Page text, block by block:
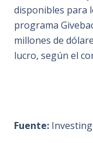
disponibles para
programa
millones de
lucro, según el
Fuente: Investing